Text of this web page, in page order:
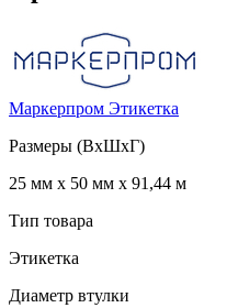
Маркерпром Этикетка
Размеры (ВхШхГ)
25 мм х 50 мм х 91,44 м
Тип товара
Этикетка
Диаметр втулки